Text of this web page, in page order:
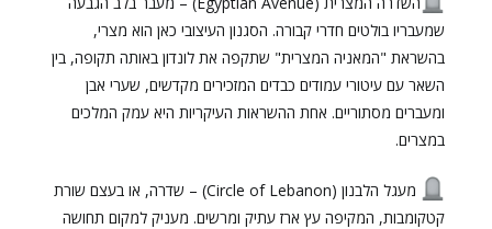
שמעבריו בולטים חדרי קבורה. הסגנון העיצובי כאן הוא מצרי,
בהשראת "המאניה המצרית" שתקפה את לונדון באותה תקופה, בין
השאר עם עיטורי עמודים כבדים המזכירים מקדשים, שערי אבן
ומעברים מסתוריים. אחת ההשראות העיקריות היא עמק המלכים
במצרים.
מעגל הלבנון (Circle of Lebanon) – שדרה, או בעצם שורת
קטקומבות, המקיפה עץ ארז עתיק ומרשים. מעניק למקום תחושה